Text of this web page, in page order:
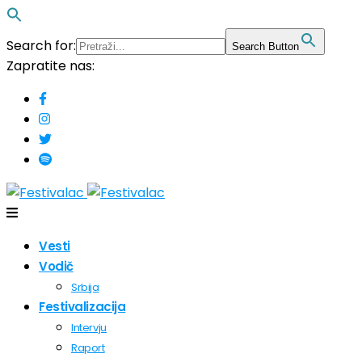
Search for: Search Button
Zapratite nas:
Vesti
Vodič
Srbija
Festivalizacija
Intervju
Raport